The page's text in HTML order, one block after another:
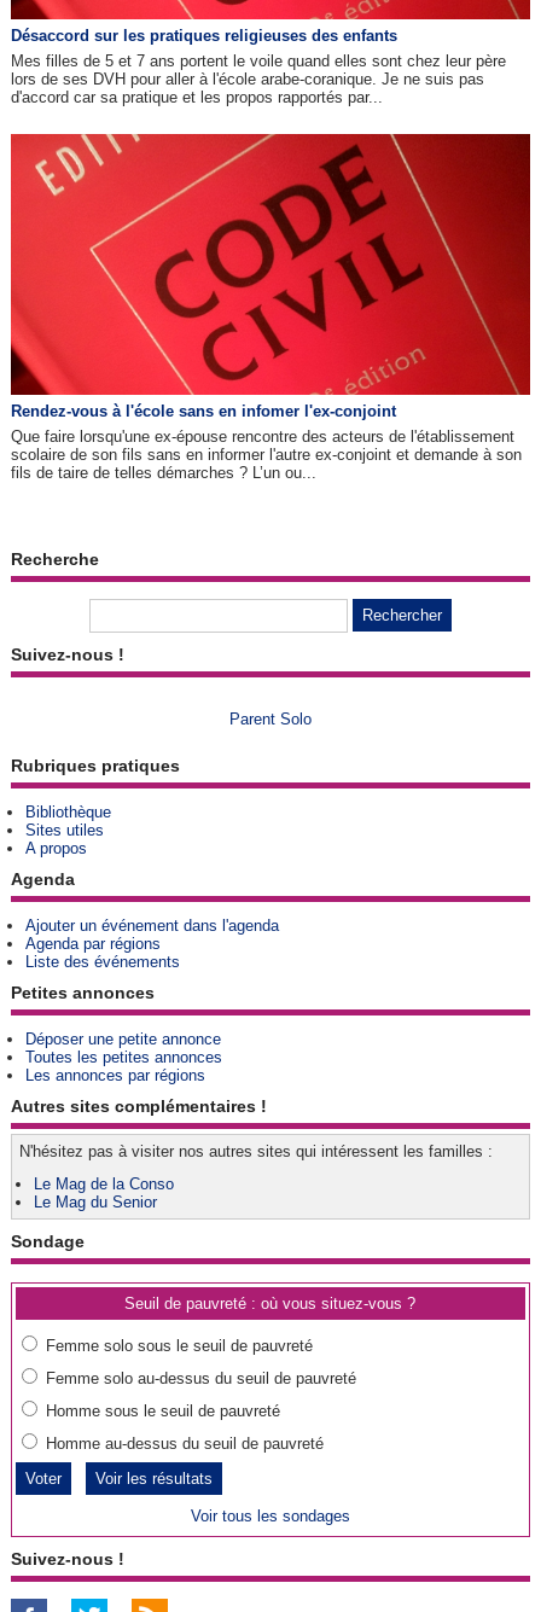
Désaccord sur les pratiques religieuses des enfants
Mes filles de 5 et 7 ans portent le voile quand elles sont chez leur père
lors de ses DVH pour aller à l'école arabe-coranique. Je ne suis pas
d'accord car sa pratique et les propos rapportés par...
Rendez-vous à l'école sans en infomer l'ex-conjoint
Que faire lorsqu'une ex-épouse rencontre des acteurs de l'établissement
scolaire de son fils sans en informer l'autre ex-conjoint et demande à son
fils de taire de telles démarches ? L’un ou...
Recherche
Suivez-nous !
Parent Solo
Rubriques pratiques
Bibliothèque
Sites utiles
A propos
Agenda
Ajouter un événement dans l'agenda
Agenda par régions
Liste des événements
Petites annonces
Déposer une petite annonce
Toutes les petites annonces
Les annonces par régions
Autres sites complémentaires !
N'hésitez pas à visiter nos autres sites qui intéressent les familles :
Le Mag de la Conso
Le Mag du Senior
Sondage
Seuil de pauvreté : où vous situez-vous ?
Femme solo sous le seuil de pauvreté
Femme solo au-dessus du seuil de pauvreté
Homme sous le seuil de pauvreté
Homme au-dessus du seuil de pauvreté
Voir les résultats
Voir tous les sondages
Suivez-nous !